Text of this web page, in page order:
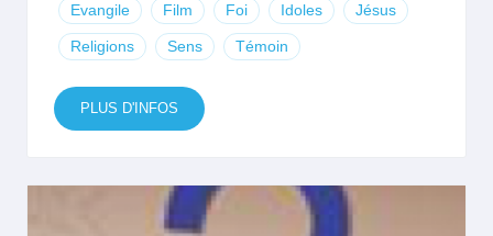
Evangile Film Foi Idoles Jésus
Religions Sens Témoin
PLUS D'INFOS